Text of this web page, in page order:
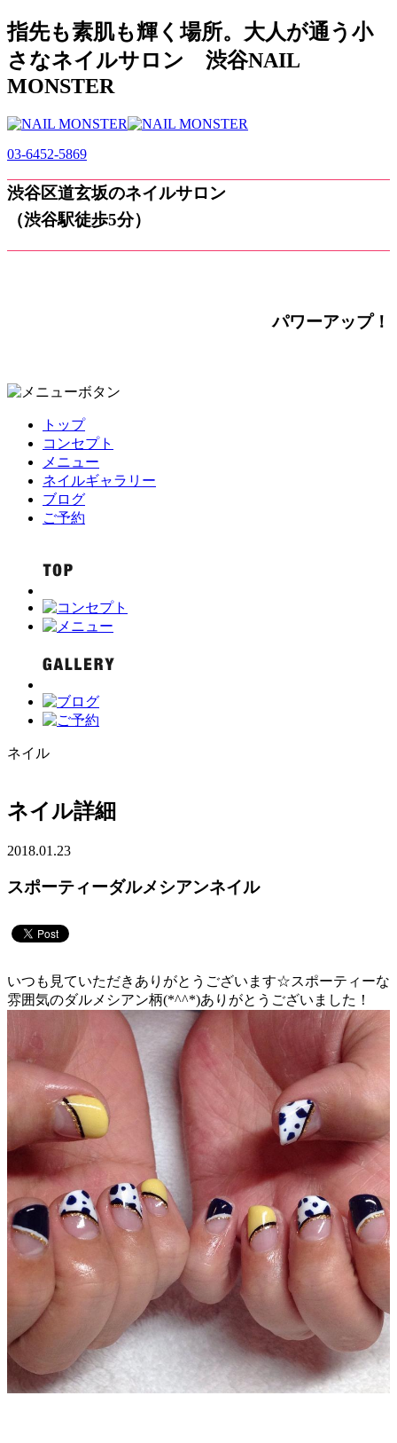
指先も素肌も輝く場所。大人が通う小
さなネイルサロン 渋谷NAIL
MONSTER
03-6452-5869
渋谷区道玄坂のネイルサロン
（渋谷駅徒歩5分）
パワーアップ！
トップ
コンセプト
メニュー
ネイルギャラリー
ブログ
ご予約
ネイル
ネイル詳細
2018.01.23
スポーティーダルメシアンネイル
いつも見ていただきありがとうございます☆スポーティーな
雰囲気のダルメシアン柄(*^^*)ありがとうございました！